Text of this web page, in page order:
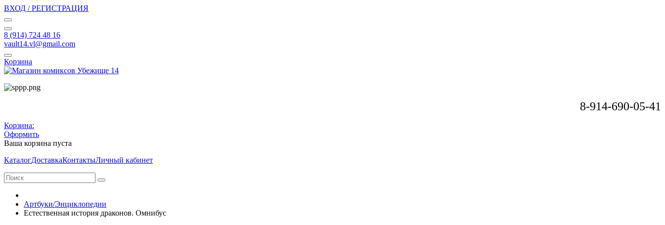
ВХОД / РЕГИСТРАЦИЯ
8 (914) 724 48 16
vault14.vl@gmail.com
Корзина
8-914-690-05-41
Корзина:
Оформить
Ваша корзина пуста
КаталогДоставкаКонтактыЛичный кабинет
Артбуки/Энциклопедии
Естественная история драконов. Омнибус